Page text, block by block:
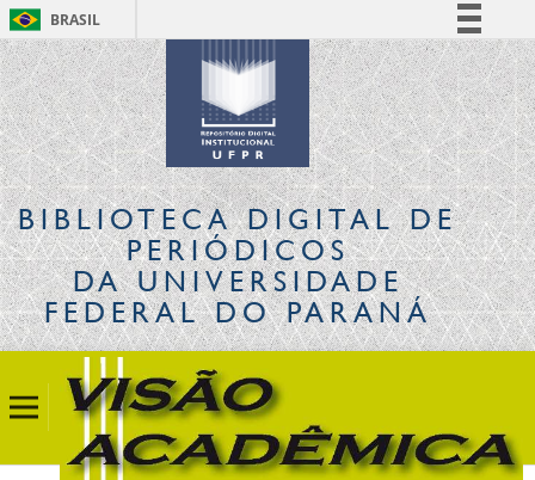
BRASIL
Simplifique!
Comunica BR
Participe
Acesso à informação
Legislação
Canais
BIBLIOTECA DIGITALDE
PERIÓDICOS
DA UNIVERSIDADE
FEDERAL DO PARANÁ